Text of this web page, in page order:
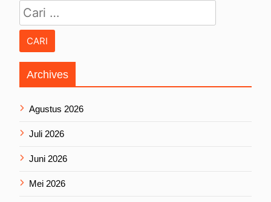
Archives
Agustus 2026
Juli 2026
Juni 2026
Mei 2026